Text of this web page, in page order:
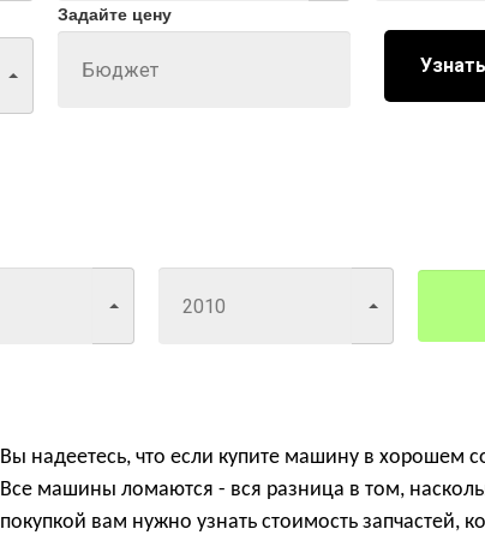
Задайте цену
Вы надеетесь, что если купите машину в хорошем
Все машины ломаются - вся разница в том,
покупкой вам нужно узнать стоимость запчастей,